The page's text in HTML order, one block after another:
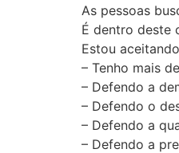
As pessoas
É dentro deste
Estou
– Tenho mais
– Defendo a
– Defendo o
– Defendo a
– Defendo a